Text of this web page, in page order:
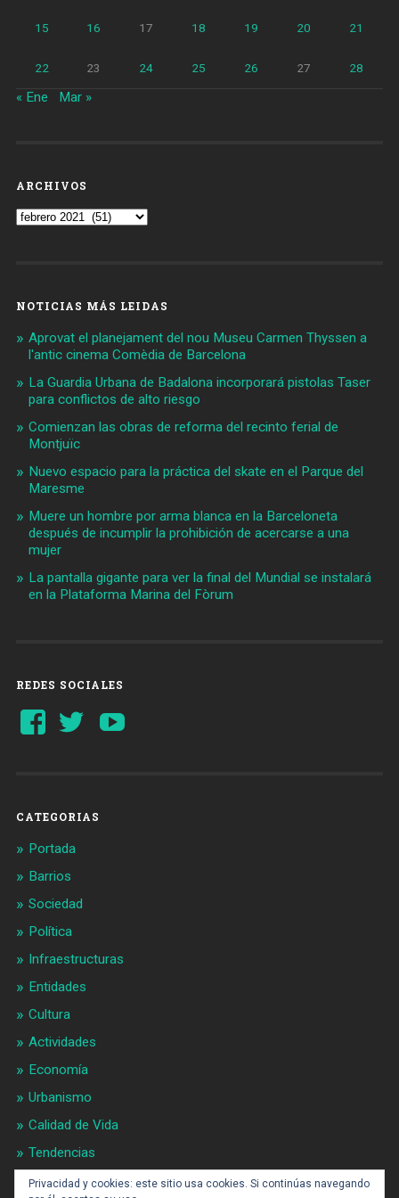
15 16 17 18 19 20 21
22 23 24 25 26 27 28
« Ene Mar »
ARCHIVOS
Archivos
NOTICIAS MÁS LEIDAS
Aprovat el planejament del nou Museu Carmen Thyssen a
l'antic cinema Comèdia de Barcelona
La Guardia Urbana de Badalona incorporará pistolas Taser
para conflictos de alto riesgo
Comienzan las obras de reforma del recinto ferial de
Montjuïc
Nuevo espacio para la práctica del skate en el Parque del
Maresme
Muere un hombre por arma blanca en la Barceloneta
después de incumplir la prohibición de acercarse a una
mujer
La pantalla gigante para ver la final del Mundial se instalará
en la Plataforma Marina del Fòrum
REDES SOCIALES
Ver
perfil
Ver
perfil
CATEGORIAS
Portada
Barrios
Sociedad
Política
Infraestructuras
Entidades
Cultura
Actividades
Economía
Urbanismo
Calidad de Vida
Tendencias
Gran BCN
Privacidad y cookies: este sitio usa cookies. Si continúas navegando